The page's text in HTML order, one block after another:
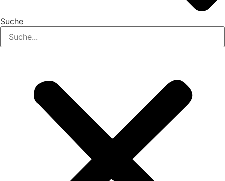
Suche